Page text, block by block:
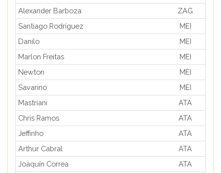
Alexander Barboza
ZAG
Santiago Rodríguez
MEI
Danilo
MEI
Marlon Freitas
MEI
Newton
MEI
Savarino
MEI
Mastriani
ATA
Chris Ramos
ATA
Jeffinho
ATA
Arthur Cabral
ATA
Joaquín Correa
ATA